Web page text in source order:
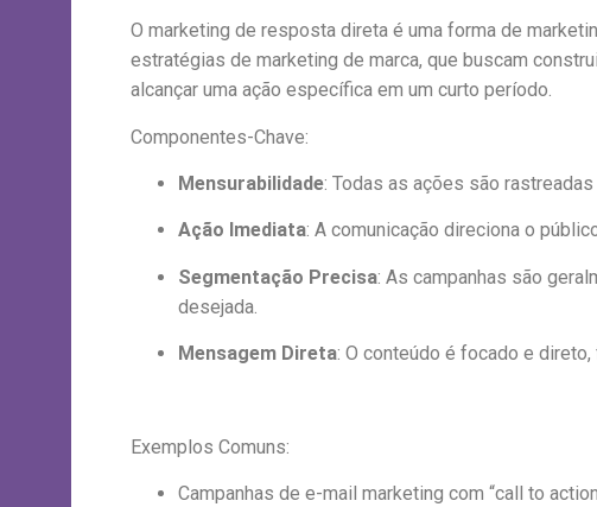
O marketing de resposta direta é uma forma de
estratégias de marketing de marca, que buscam
alcançar uma ação específica em um curto período.
Componentes-Chave:
Mensurabilidade: Todas as ações são
Ação Imediata: A comunicação direciona o
Segmentação Precisa: As campanhas são
desejada.
Mensagem Direta: O conteúdo é focado e
Exemplos Comuns:
Campanhas de e-mail marketing com “call to